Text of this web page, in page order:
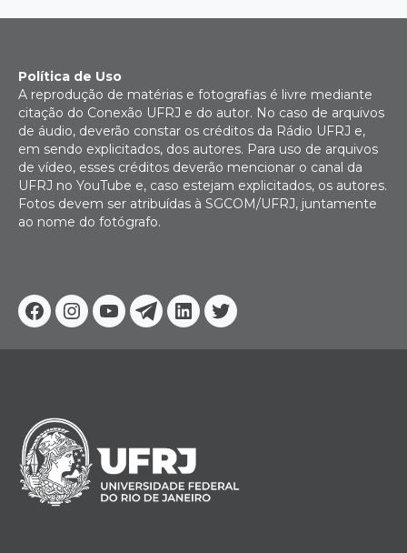
Facebook
Instagram
YoutubeTelegram
Linkedin
Twitter
Política de Uso
A reprodução de matérias e fotografias é livre mediante
citação do Conexão UFRJ e do autor. No caso de arquivos
de áudio, deverão constar os créditos da Rádio UFRJ e,
em sendo explicitados, dos autores. Para uso de arquivos
de vídeo, esses créditos deverão mencionar o canal da
UFRJ no YouTube e, caso estejam explicitados, os autores.
Fotos devem ser atribuídas à SGCOM/UFRJ, juntamente
ao nome do fotógrafo.